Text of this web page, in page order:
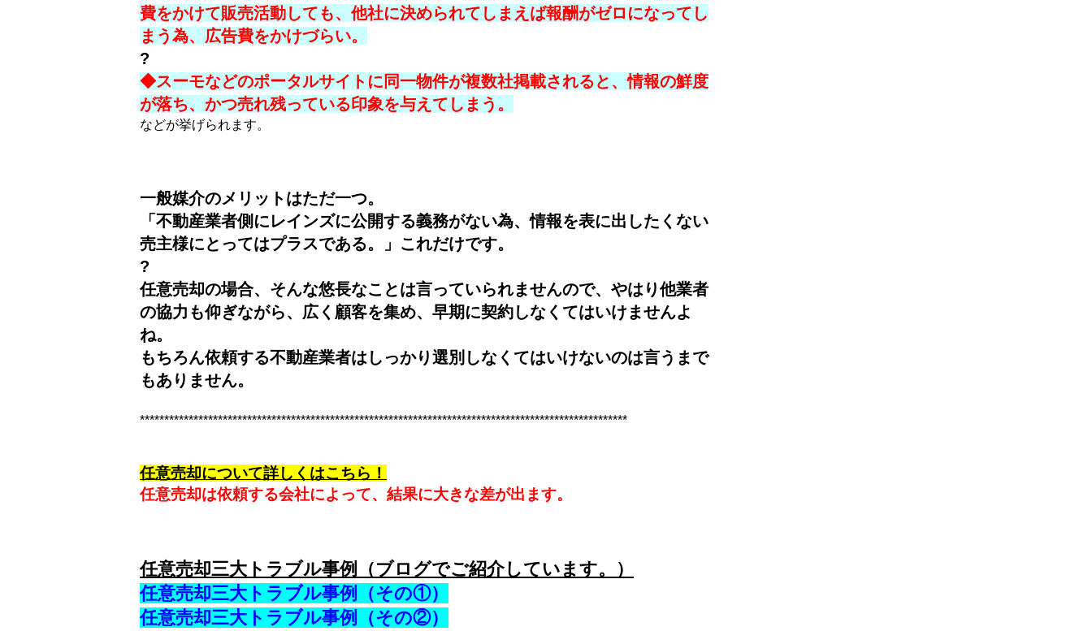
費をかけて販売活動しても、他社に決められてしまえば報酬がゼロになってし
まう為、広告費をかけづらい。
?
◆スーモなどのポータルサイトに同一物件が複数社掲載されると、情報の鮮度
が落ち、かつ売れ残っている印象を与えてしまう。
などが挙げられます。
一般媒介のメリットはただ一つ。
「不動産業者側にレインズに公開する義務がない為、情報を表に出したくない
売主様にとってはプラスである。」これだけです。
?
任意売却の場合、そんな悠長なことは言っていられませんので、やはり他業者
の協力も仰ぎながら、広く顧客を集め、早期に契約しなくてはいけませんよ
ね。
もちろん依頼する不動産業者はしっかり選別しなくてはいけないのは言うまで
もありません。
****************************************************************************************************
任意売却について詳しくはこちら！
任意売却は依頼する会社によって、結果に大きな差が出ます。
任意売却三大トラブル事例（ブログでご紹介しています。）
任意売却三大トラブル事例（その①）
任意売却三大トラブル事例（その②）